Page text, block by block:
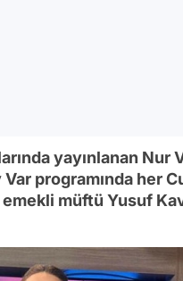
yayınlanan Nur
programında her
müftü Yusuf